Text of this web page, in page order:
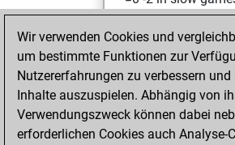
Freitag,
Dezember 18,
2020
You learned 25
positions
Wir verwenden Cookies und
um bestimmte Funktionen zur
Nutzererfahrungen zu verbessern
Inhalte auszuspielen. Abhängig von
Verwendungszweck können dabei
erforderlichen Cookies auch Analyse-